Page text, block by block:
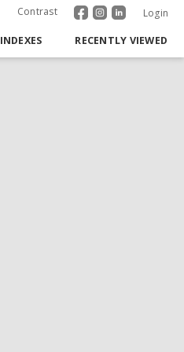
Contrast Login
INDEXES RECENTLY VIEWED